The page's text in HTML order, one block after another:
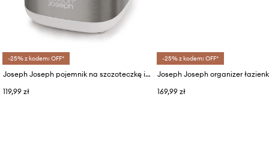
-25% z kodem: OFF*
Joseph Joseph pojemnik na szczoteczkę i pastę do zębów EasyStore
119,99 zł
-25% z kodem: OFF*
169,99 zł